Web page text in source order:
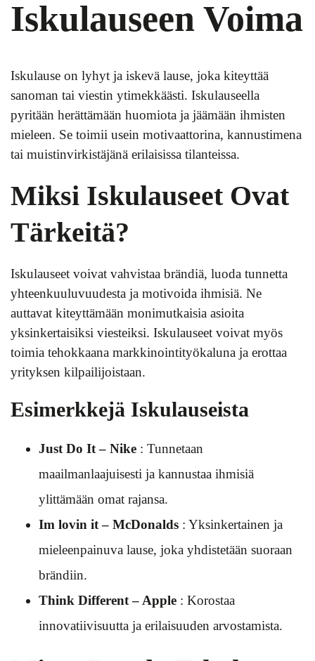
Iskulauseen Voima
Iskulause on lyhyt ja iskevä lause, joka kiteyttää
sanoman tai viestin ytimekkäästi. Iskulauseella
pyritään herättämään huomiota ja jäämään ihmisten
mieleen. Se toimii usein motivaattorina, kannustimena
tai muistinvirkistäjänä erilaisissa tilanteissa.
Miksi Iskulauseet Ovat
Tärkeitä?
Iskulauseet voivat vahvistaa brändiä, luoda tunnetta
yhteenkuuluvuudesta ja motivoida ihmisiä. Ne
auttavat kiteyttämään monimutkaisia asioita
yksinkertaisiksi viesteiksi. Iskulauseet voivat myös
toimia tehokkaana markkinointityökaluna ja erottaa
yrityksen kilpailijoistaan.
Esimerkkejä Iskulauseista
Just Do It – Nike : Tunnetaan
maailmanlaajuisesti ja kannustaa ihmisiä
ylittämään omat rajansa.
Im lovin it – McDonalds : Yksinkertainen ja
mieleenpainuva lause, joka yhdistetään suoraan
brändiin.
Think Different – Apple : Korostaa
innovatiivisuutta ja erilaisuuden arvostamista.